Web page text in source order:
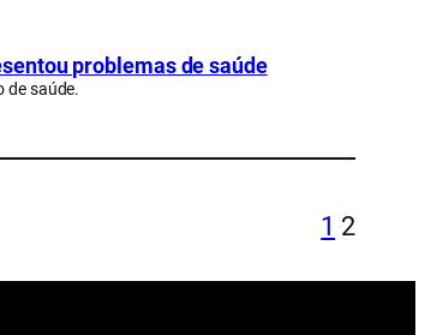
problemas de saúde
de saúde.
1 2